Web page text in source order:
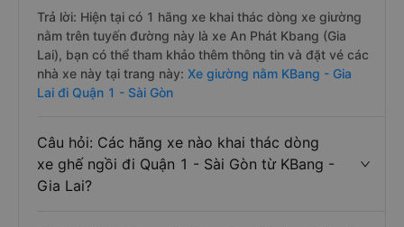
Trả lời: Hiện tại có 1 hãng xe khai thác dòng xe giường
nằm trên tuyến đường này là xe An Phát Kbang (Gia
Lai), bạn có thể tham khảo thêm thông tin và đặt vé các
nhà xe này tại trang này: Xe giường nằm KBang - Gia
Lai đi Quận 1 - Sài Gòn
Câu hỏi: Các hãng xe nào khai thác dòng
xe ghế ngồi đi Quận 1 - Sài Gòn từ KBang -
Gia Lai?